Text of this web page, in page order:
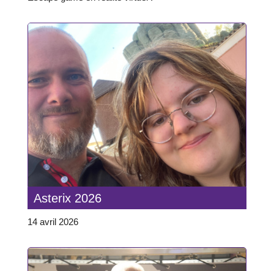
Asterix 2026
14 avril 2026